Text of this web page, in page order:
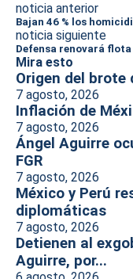
noticia anterior
Bajan 46 % los
noticia siguiente
Defensa renovará flota
Mira esto
Origen del brote
7 agosto, 2026
Inflación de
7 agosto, 2026
Ángel Aguirre
FGR
7 agosto, 2026
México y Perú
diplomáticas
7 agosto, 2026
Detienen al
Aguirre, por...